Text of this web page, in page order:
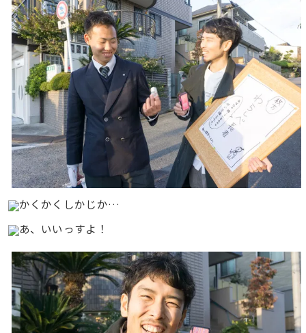
かくかくしかじか…
あ、いいっすよ！